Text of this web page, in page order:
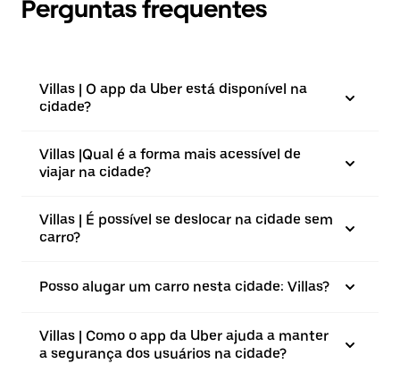
Perguntas frequentes
Villas | O app da Uber está disponível na
cidade?
Villas |⁠Qual é a forma mais acessível de
viajar na cidade?
Villas | É possível se deslocar na cidade sem
carro?
Posso alugar um carro nesta cidade: Villas?
Villas | Como o app da Uber ajuda a manter
a segurança dos usuários na cidade?